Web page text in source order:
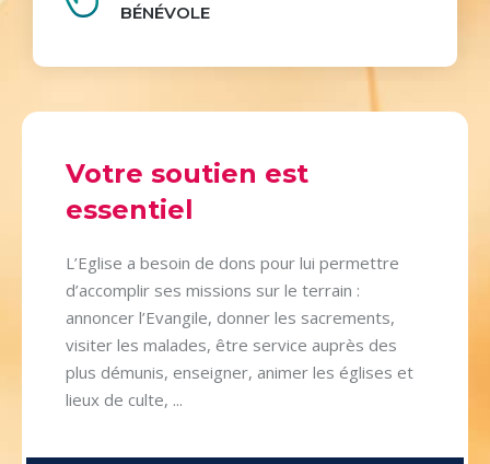
BÉNÉVOLE
Votre soutien est
essentiel
L’Eglise a besoin de dons pour lui permettre
d’accomplir ses missions sur le terrain :
annoncer l’Evangile, donner les sacrements,
visiter les malades, être service auprès des
plus démunis, enseigner, animer les églises et
lieux de culte, ...